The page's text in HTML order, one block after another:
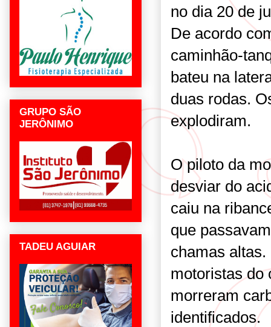
no dia 20 de
De acordo
caminhão-
bateu na
duas rodas.
explodiram.
O piloto da
desviar do
caiu na
que
chamas
motoristas do
morreram
identificados.
GRUPO SÃO
JERÔNIMO
TADEU AGUIAR